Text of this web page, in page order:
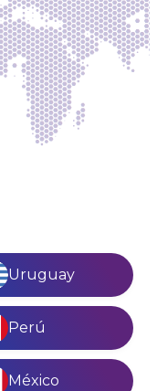
Uruguay
Perú
México